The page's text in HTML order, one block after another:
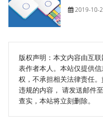
2019-10-
版权声明：本文内容由互
表作者本人。本站仅提供
权，不承担相关法律责任
违规的内容， 请发送邮件
查实，本站将立刻删除。